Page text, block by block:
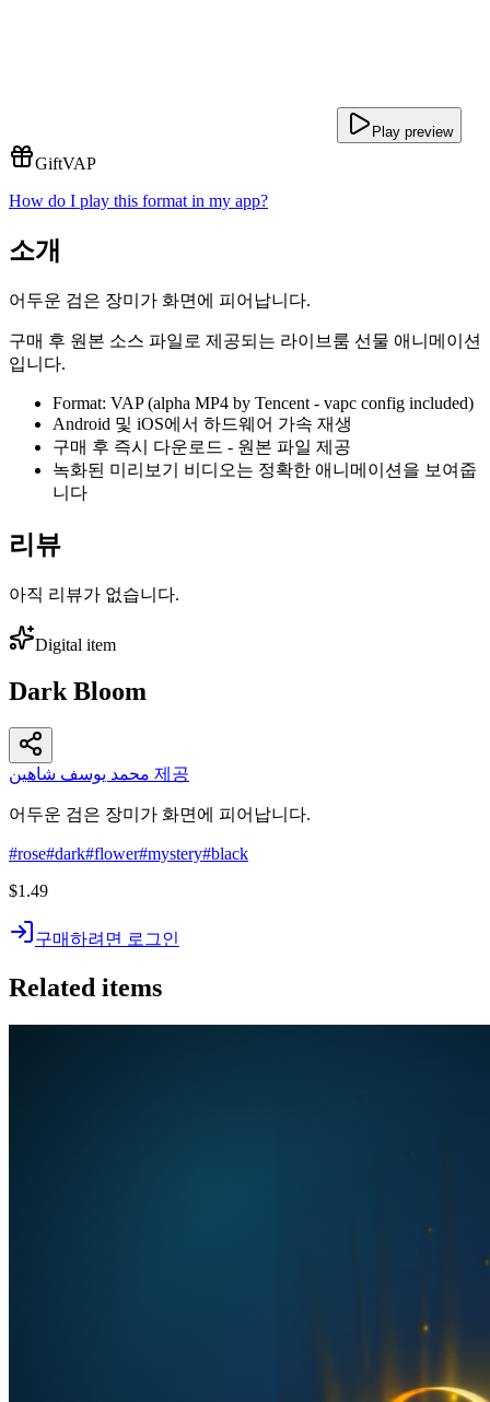
Play preview
GiftVAP
How do I play this format in my app?
소개
어두운 검은 장미가 화면에 피어납니다.
구매 후 원본 소스 파일로 제공되는 라이브룸 선물 애니메이션
입니다.
Format: VAP (alpha MP4 by Tencent - vapc config included)
Android 및 iOS에서 하드웨어 가속 재생
구매 후 즉시 다운로드 - 원본 파일 제공
녹화된 미리보기 비디오는 정확한 애니메이션을 보여줍
니다
리뷰
아직 리뷰가 없습니다.
Digital item
Dark Bloom
محمد يوسف شاهين 제공
어두운 검은 장미가 화면에 피어납니다.
#rose#dark#flower#mystery#black
$1.49
구매하려면 로그인
Related items